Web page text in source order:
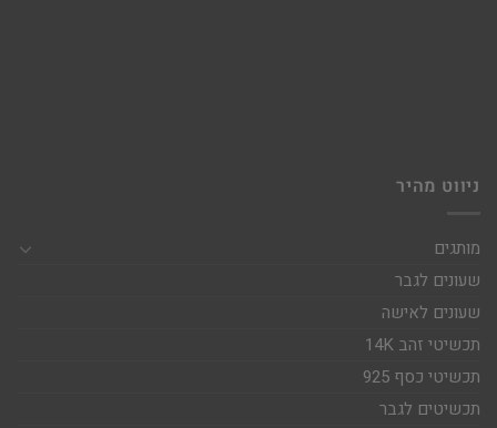
ניווט מהיר
מותגים
שעונים לגבר
שעונים לאישה
תכשיטי זהב 14K
תכשיטי כסף 925
תכשיטים לגבר